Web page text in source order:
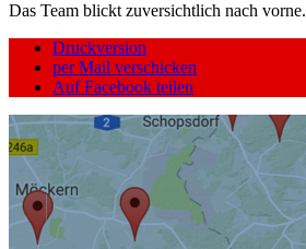
Das Team blickt zuversichtlich nach vorne.
Druckversion
per Mail verschicken
Auf Facebook teilen